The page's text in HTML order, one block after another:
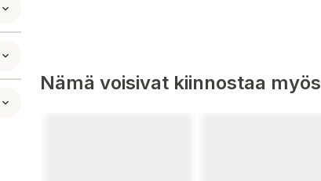
Nämä voisivat kiinnostaa myös